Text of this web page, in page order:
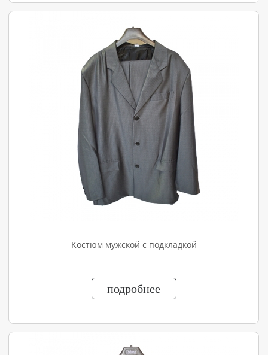
Костюм мужской с подкладкой
подробнее